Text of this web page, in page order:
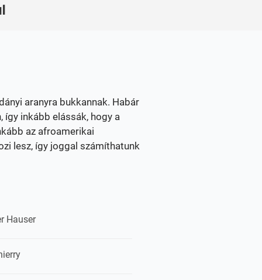
aranyra bukkannak. Habár
inkább elássák, hogy a
az afroamerikai
lesz, így joggal számíthatunk
Hauser